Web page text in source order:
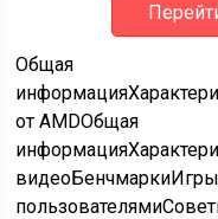
Общая
от AMDОбщая